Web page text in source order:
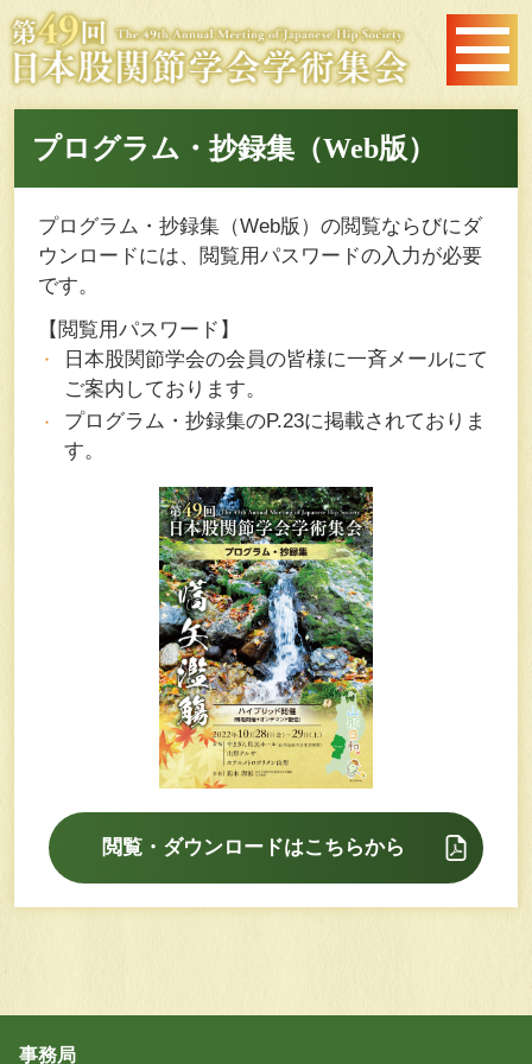
プログラム・抄録集（Web版）
プログラム・抄録集（Web版）の閲覧ならびにダ
ウンロードには、閲覧用パスワードの入力が必要
です。
【閲覧用パスワード】
日本股関節学会の会員の皆様に一斉メールにて
ご案内しております。
プログラム・抄録集のP.23に掲載されておりま
す。
閲覧・ダウンロードはこちらから
事務局